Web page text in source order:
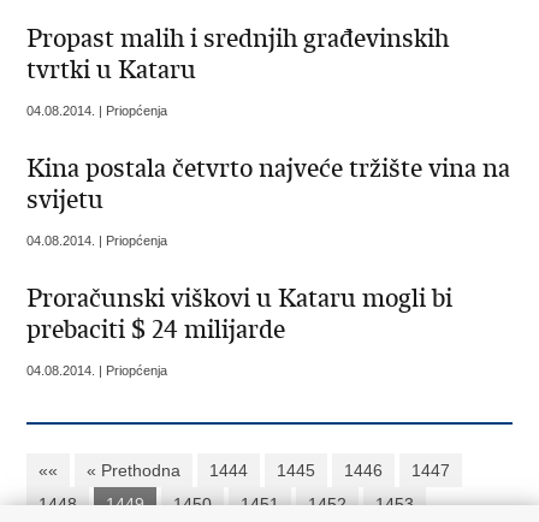
Propast malih i srednjih građevinskih
tvrtki u Kataru
04.08.2014. | Priopćenja
Kina postala četvrto najveće tržište vina na
svijetu
04.08.2014. | Priopćenja
Proračunski viškovi u Kataru mogli bi
prebaciti $ 24 milijarde
04.08.2014. | Priopćenja
«« « Prethodna 1444 1445 1446
1447
1448
1449 1450 1451 1452 1453